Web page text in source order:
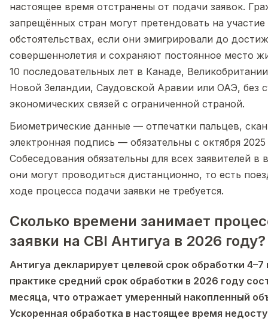
настоящее время отстранены от подачи заявок.
запрещённых стран могут претендовать на
обстоятельствах, если они эмигрировали до
совершеннолетия и сохраняют постоянное место
10 последовательных лет в Канаде,
Новой Зеландии, Саудовской Аравии или ОАЭ, без
экономических связей с ограниченной страной.
Биометрические данные — отпечатки пальцев,
электронная подпись — обязательны с октября 2025
Собеседования обязательны для всех заявителей в
они могут проводиться дистанционно, то есть
ходе процесса подачи заявки не требуется.
Сколько времени занимает
заявки на CBI Антигуа в 2026 году?
Антигуа декларирует целевой срок обработки
практике средний срок обработки в 2026 году
месяца, что отражает умеренный накопленный
Ускоренная обработка в настоящее время